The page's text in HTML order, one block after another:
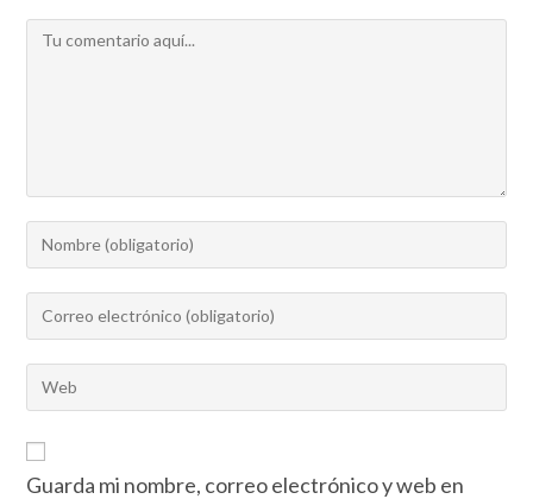
Guarda mi nombre, correo electrónico y web en